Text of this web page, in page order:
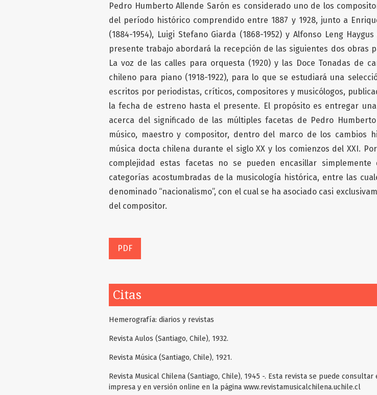
Pedro Humberto Allende Sarón es considerado uno de los
del período histórico comprendido entre 1887 y 1928, junto a
(1884-1954), Luigi Stefano Giarda (1868-1952) y Alfonso Leng Haygus
presente trabajo abordará la recepción de las siguientes dos obras
La voz de las calles para orquesta (1920) y las Doce Tonadas de
chileno para piano (1918-1922), para lo que se estudiará una
escritos por periodistas, críticos, compositores y musicólogos,
la fecha de estreno hasta el presente. El propósito es entregar
acerca del significado de las múltiples facetas de Pedro
músico, maestro y compositor, dentro del marco de los cambios
música docta chilena durante el siglo XX y los comienzos del XXI.
complejidad estas facetas no se pueden encasillar
categorías acostumbradas de la musicología histórica, entre las
denominado “nacionalismo”, con el cual se ha asociado casi
del compositor.
PDF
Citas
Hemerografía: diarios y revistas
Revista Aulos (Santiago, Chile), 1932.
Revista Música (Santiago, Chile), 1921.
Revista Musical Chilena (Santiago, Chile), 1945 -. Esta revista se puede consultar
impresa y en versión online en la página www.revistamusicalchilena.uchile.cl